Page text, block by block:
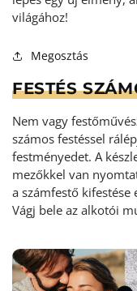
világához!
Megosztás
FESTÉS
Nem vagy
számos festéssel
festményedet. A
mezőkkel van
a számfestő kifestése
Vágj bele az alkotói